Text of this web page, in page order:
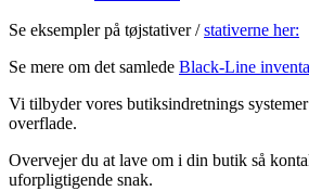
Se eksempler på tøjstativer /stativerne her:
Se mere om det samlede Black-Line
Vi tilbyder vores butiksindretnings
overflade.
Overvejer du at lave om i din butik så
uforpligtigende snak.